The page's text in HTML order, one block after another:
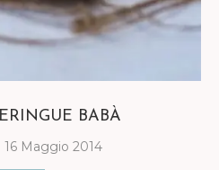
BABÀ
16 Maggio 2014